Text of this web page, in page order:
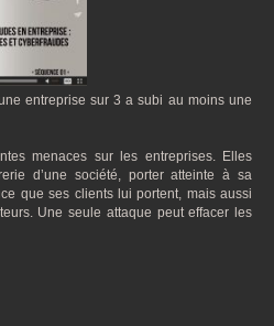
entreprise sur 3 a subi au moins une
menaces sur les entreprises. Elles
d’une société, porter atteinte à sa
que ses clients lui portent, mais aussi
Une seule attaque peut effacer les